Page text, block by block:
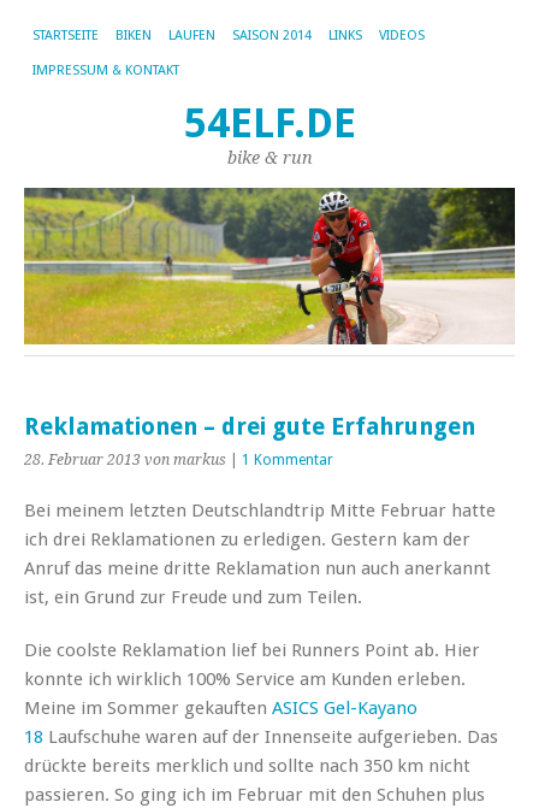
STARTSEITE BIKEN LAUFEN SAISON 2014 LINKS VIDEOS
IMPRESSUM & KONTAKT
54ELF.DE
bike & run
Reklamationen – drei gute Erfahrungen
28. Februar 2013 von markus 1 Kommentar
Bei meinem letzten Deutschlandtrip Mitte Februar hatte
ich drei Reklamationen zu erledigen. Gestern kam der
Anruf das meine dritte Reklamation nun auch anerkannt
ist, ein Grund zur Freude und zum Teilen.
Die coolste Reklamation lief bei Runners Point ab. Hier
konnte ich wirklich 100% Service am Kunden erleben.
Meine im Sommer gekauften ASICS Gel-Kayano
18 Laufschuhe waren auf der Innenseite aufgerieben. Das
drückte bereits merklich und sollte nach 350 km nicht
passieren. So ging ich im Februar mit den Schuhen plus